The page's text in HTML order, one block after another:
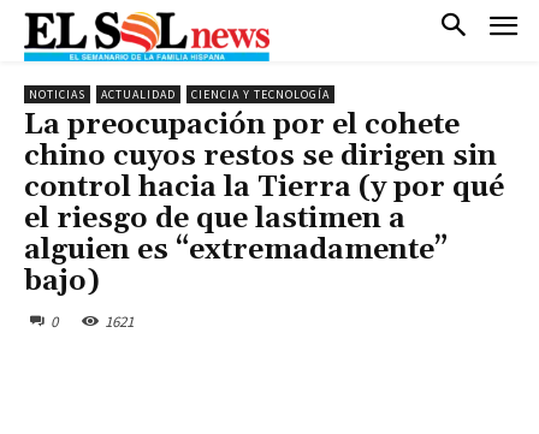
NOTICIAS ACTUALIDAD CIENCIA Y TECNOLOGÍA
La preocupación por el cohete
chino cuyos restos se dirigen sin
control hacia la Tierra (y por qué
el riesgo de que lastimen a
alguien es “extremadamente”
bajo)
0 1621